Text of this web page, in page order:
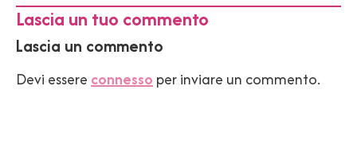
Lascia un tuo commento
Lascia un commento
Devi essere connesso per inviare un commento.